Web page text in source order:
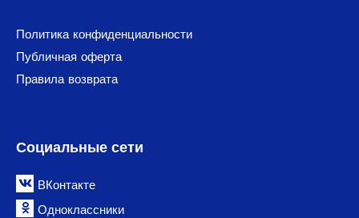
Политика конфиденциальности
Публичная оферта
Правила возврата
Социальные сети
ВКонтакте
Одноклассники